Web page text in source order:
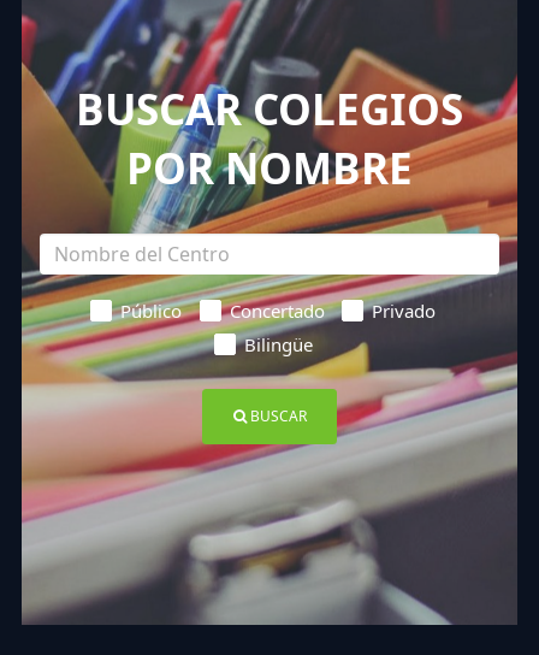
BUSCAR COLEGIOS
POR NOMBRE
Público Concertado
Privado
Bilingüe
BUSCAR